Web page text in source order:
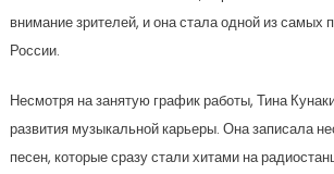
внимание зрителей, и она стала одной из самых
России.
Несмотря на занятую график работы, Тина
развития музыкальной карьеры. Она записала
песен, которые сразу стали хитами на